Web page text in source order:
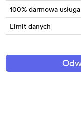
100% darmowa usługa
Limit danych